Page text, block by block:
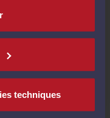
techniques